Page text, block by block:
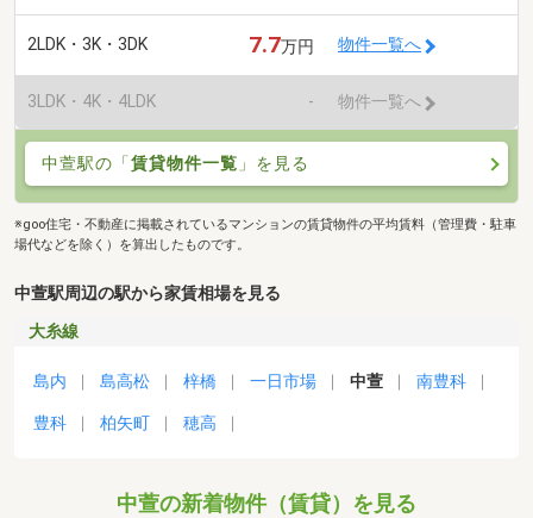
2LDK・3K・3DK 7.7万円 物件一覧へ
3LDK・4K・4LDK - 物件一覧へ
中萱駅の「賃貸物件一覧 」を見る
※goo住宅・不動産に掲載されているマンションの賃貸物件の平均賃料（管理費・駐車
場代などを除く）を算出したものです。
中萱駅周辺の駅から家賃相場を見る
大糸線
島内 島高松 梓橋 一日市場 中萱 南豊科
豊科 柏矢町 穂高
中萱の新着物件（賃貸）を見る